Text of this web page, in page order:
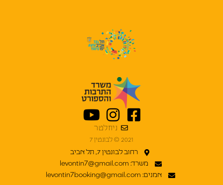
רחוב לבונטין 7, תל אביב
משרד: levontin7@gmail.com
אמנים: levontin7booking@gmail.com
ניוזלטר
2021 © לבונטין 7